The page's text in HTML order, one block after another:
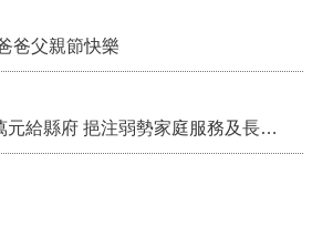
爸父親節快樂
苗栗玉清宮捐贈500萬元給縣府 挹注弱勢家庭服務及長照醫療資源